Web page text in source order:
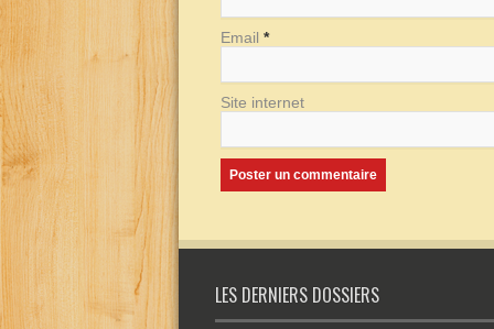
Email *
Site internet
LES DERNIERS DOSSIERS